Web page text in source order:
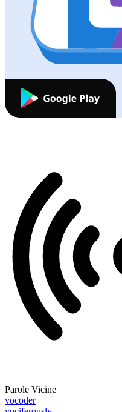
Parole Vicine
vocoder